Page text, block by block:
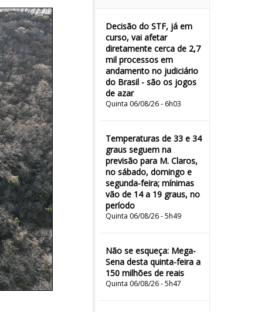
Decisão do STF, já em
curso, vai afetar
diretamente cerca de 2,7
mil processos em
andamento no judiciário
do Brasil - são os jogos
de azar
Quinta 06/08/26 - 6h03
Temperaturas de 33 e 34
graus seguem na
previsão para M. Claros,
no sábado, domingo e
segunda-feira; mínimas
vão de 14 a 19 graus, no
período
Quinta 06/08/26 - 5h49
Não se esqueça: Mega-
Sena desta quinta-feira a
150 milhões de reais
Quinta 06/08/26 - 5h47